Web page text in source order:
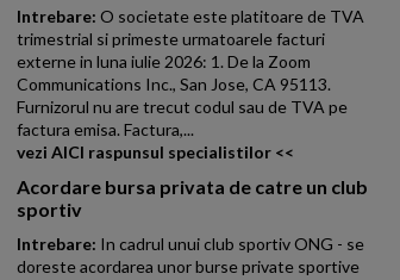
Intrebare: O societate este platitoare de TVA
trimestrial si primeste urmatoarele facturi
externe in luna iulie 2026: 1. De la Zoom
Communications Inc., San Jose, CA 95113.
Furnizorul nu are trecut codul sau de TVA pe
factura emisa. Factura,...
vezi AICI raspunsul specialistilor <<
Acordare bursa privata de catre un club
sportiv
Intrebare: In cadrul unui club sportiv ONG - se
doreste acordarea unor burse private sportive